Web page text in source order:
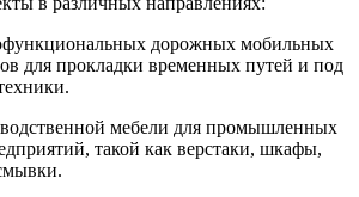
дорожных мобильных
для прокладки временных путей и под
мебели для промышленных
такой как верстаки, шкафы,